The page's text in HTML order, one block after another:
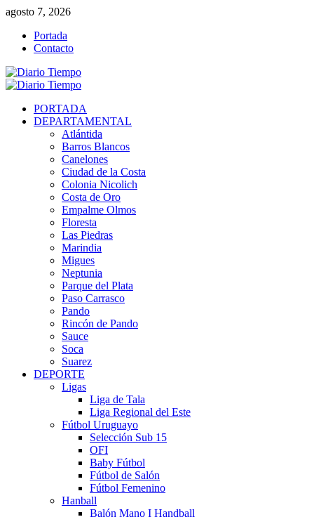
Saltar
contenido
agosto 7, 2026
Portada
Contacto
Menú
PORTADA
DEPARTAMENTAL
Atlántida
Barros Blancos
Canelones
Ciudad de la Costa
Colonia Nicolich
Costa de Oro
Empalme Olmos
Floresta
Las Piedras
Marindia
Migues
Neptunia
Parque del Plata
Paso Carrasco
Pando
Rincón de Pando
Sauce
Soca
Suarez
DEPORTE
Ligas
Liga de Tala
Liga Regional del Este
Fútbol Uruguayo
Selección Sub 15
OFI
Baby Fútbol
Fútbol de Salón
Fútbol Femenino
Hanball
Balón Mano I Handball